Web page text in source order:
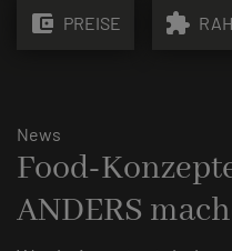
account_balance_wallet PREISE extension
News
Food-
ANDERS